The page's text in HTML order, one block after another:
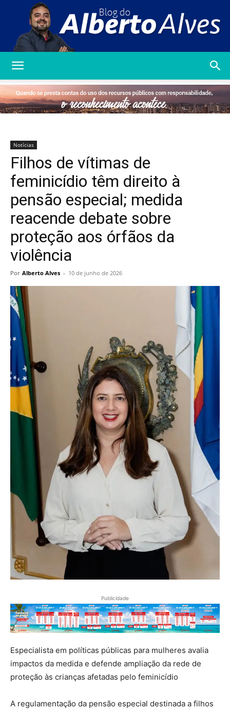
Alberto
Alves
Notícias
Filhos de vítimas de
feminicídio têm direito à
pensão especial; medida
reacende debate sobre
proteção aos órfãos da
violência
Por Alberto Alves - 10 de junho de 2026
Publicidade
Especialista em políticas públicas para mulheres avalia
impactos da medida e defende ampliação da rede de
proteção às crianças afetadas pelo feminicídio
A regulamentação da pensão especial destinada a filhos